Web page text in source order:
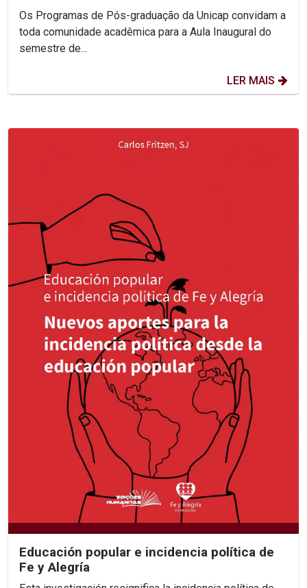
Os Programas de Pós-graduação da Unicap convidam a
toda comunidade acadêmica para a Aula Inaugural do
semestre de...
LER MAIS
Educación popular e incidencia política de
Fe y Alegría